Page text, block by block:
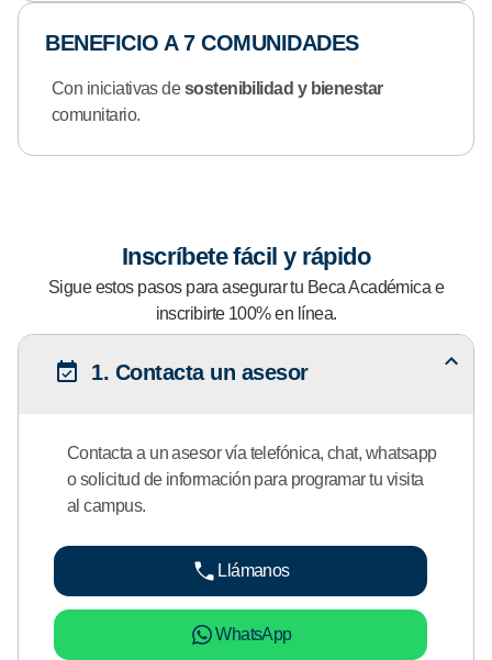
BENEFICIO A 7 COMUNIDADES
Con iniciativas desostenibilidad y bienestar
comunitario.
Inscríbete fácil y rápido
Sigue estos pasos para asegurar tu Beca Académica e
inscribirte 100% en línea.
1. Contacta un asesor
Contacta a un asesor vía telefónica, chat, whatsapp
o solicitud de información para programar tu visita
al campus.
Llámanos
WhatsApp